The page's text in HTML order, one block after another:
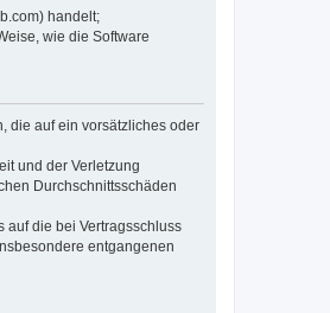
handelt;
wie die Software
die auf ein vorsätzliches oder
und der Verletzung
Durchschnittsschäden
auf die bei Vertragsschluss
entgangenen